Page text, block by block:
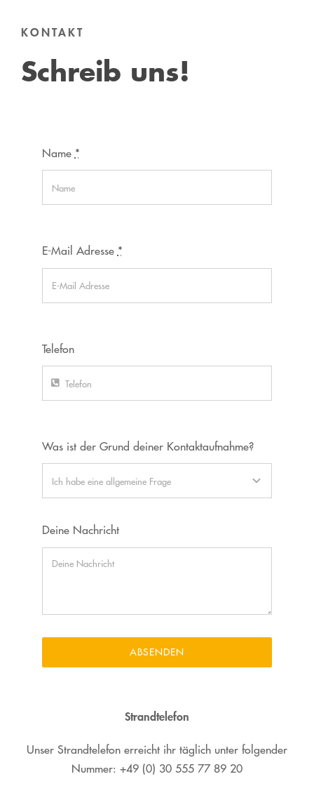
KONTAKT
Schreib uns!
Name *
E-Mail Adresse *
Telefon
Was ist der Grund deiner Kontaktaufnahme?
Deine Nachricht
ABSENDEN
Strandtelefon
Unser Strandtelefon erreicht ihr täglich unter folgender
Nummer: +49 (0) 30 555 77 89 20